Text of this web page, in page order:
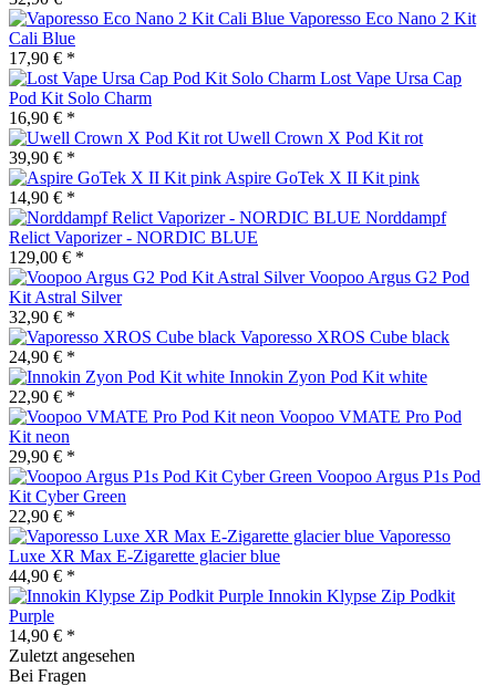
Vaporesso Eco Nano 2 Kit
Cali Blue
17,90 € *
Lost Vape Ursa Cap
Pod Kit Solo Charm
16,90 € *
Uwell Crown X Pod Kit rot
39,90 € *
Aspire GoTek X II Kit pink
14,90 € *
Norddampf
Relict Vaporizer - NORDIC BLUE
129,00 € *
Voopoo Argus G2 Pod
Kit Astral Silver
32,90 € *
Vaporesso XROS Cube black
24,90 € *
Innokin Zyon Pod Kit white
22,90 € *
Voopoo VMATE Pro Pod
Kit neon
29,90 € *
Voopoo Argus P1s Pod
Kit Cyber Green
22,90 € *
Vaporesso
Luxe XR Max E-Zigarette glacier blue
44,90 € *
Innokin Klypse Zip Podkit
Purple
14,90 € *
Zuletzt angesehen
Bei Fragen